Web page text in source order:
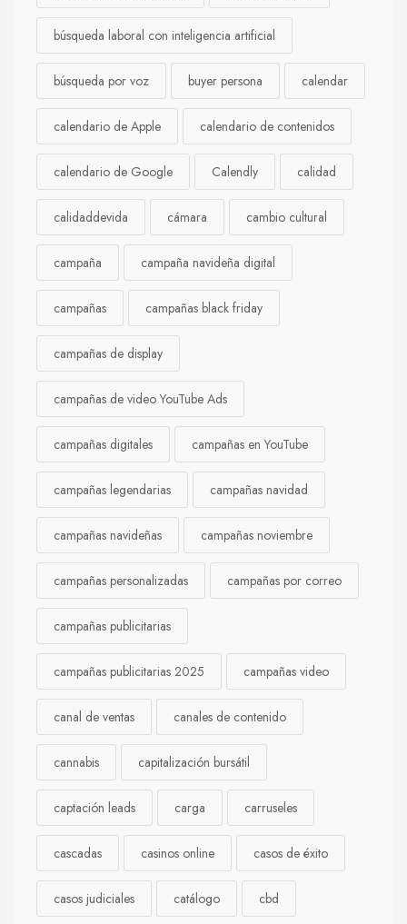
búsqueda laboral con inteligencia artificial
búsqueda por voz buyer persona calendar
calendario de Apple calendario de contenidos
calendario de Google Calendly calidad
calidaddevida cámara cambio cultural
campaña campaña navideña digital
campañas campañas black friday
campañas de display
campañas de video YouTube Ads
campañas digitales campañas en YouTube
campañas legendarias campañas navidad
campañas navideñas campañas noviembre
campañas personalizadas campañas por correo
campañas publicitarias
campañas publicitarias 2025 campañas video
canal de ventas canales de contenido
cannabis capitalización bursátil
captación leads carga carruseles
cascadas casinos online casos de éxito
casos judiciales catálogo cbd